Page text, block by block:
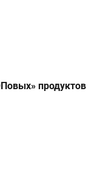
продуктов